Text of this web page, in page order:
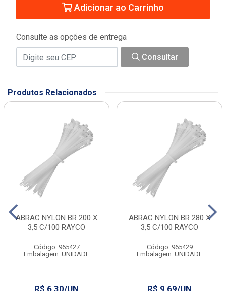
Adicionar ao Carrinho
Consulte as opções de entrega
Consultar
Produtos Relacionados
ABRAC NYLON BR 200 X
3,5 C/100 RAYCO
Código: 965427
Embalagem: UNIDADE
R$ 6,30/UN
ABRAC NYLON BR 280 X
3,5 C/100 RAYCO
Código: 965429
Embalagem: UNIDADE
R$ 9,69/UN